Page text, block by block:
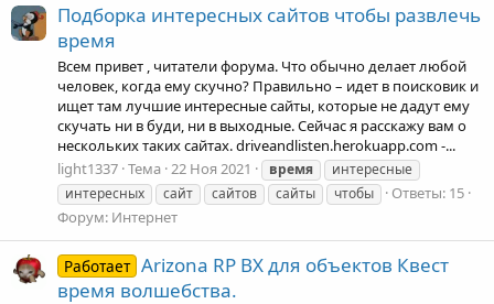
Подборка интересных сайтов чтобы развлечь
время
Всем привет , читатели форума. Что обычно делает любой
человек, когда ему скучно? Правильно – идет в поисковик и
ищет там лучшие интересные сайты, которые не дадут ему
скучать ни в буди, ни в выходные. Сейчас я расскажу вам о
нескольких таких сайтах. driveandlisten.herokuapp.com -...
light1337 Тема 22 Ноя 2021 время
интересные
интересных
сайт сайтов сайты чтобы
Ответы: 15
Форум: Интернет
Работает Arizona RP ВХ для объектов Квест
время волшебства.